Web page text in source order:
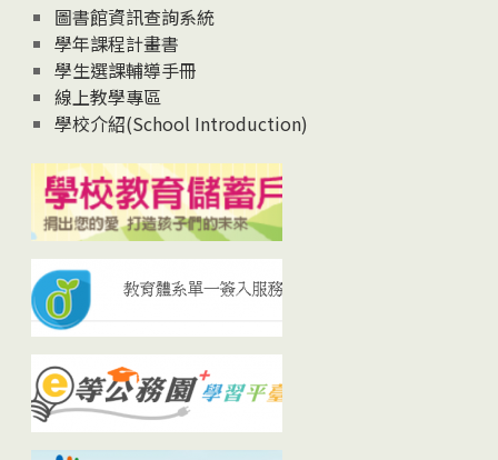
圖書館資訊查詢系統
學年課程計畫書
學生選課輔導手冊
線上教學專區
學校介紹(School Introduction)